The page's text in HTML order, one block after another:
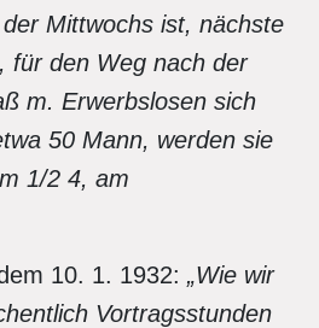
Mittwochs ist, nächste
für den Weg nach der
m. Erwerbslosen sich
50 Mann, werden sie
1/2 4, am
10. 1. 1932: „Wie wir
Vortragsstunden